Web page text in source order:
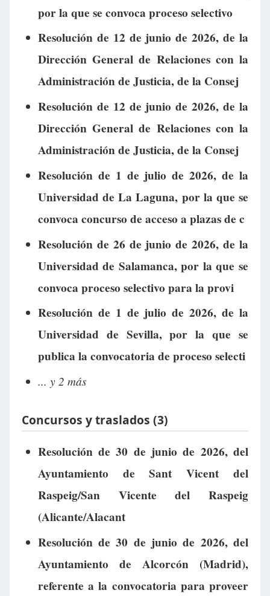
por la que se convoca proceso selectivo
Resolución de 12 de junio de 2026, de la
Dirección General de Relaciones con la
Administración de Justicia, de la Consej
Resolución de 12 de junio de 2026, de la
Dirección General de Relaciones con la
Administración de Justicia, de la Consej
Resolución de 1 de julio de 2026, de la
Universidad de La Laguna, por la que se
convoca concurso de acceso a plazas de c
Resolución de 26 de junio de 2026, de la
Universidad de Salamanca, por la que se
convoca proceso selectivo para la provi
Resolución de 1 de julio de 2026, de la
Universidad de Sevilla, por la que se
publica la convocatoria de proceso selecti
... y 2 más
Concursos y traslados (3)
Resolución de 30 de junio de 2026, del
Ayuntamiento de Sant Vicent del
Raspeig/San Vicente del Raspeig
(Alicante/Alacant
Resolución de 30 de junio de 2026, del
Ayuntamiento de Alcorcón (Madrid),
referente a la convocatoria para proveer